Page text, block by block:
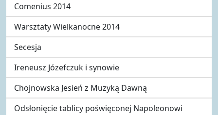
Comenius 2014
Warsztaty Wielkanocne 2014
Secesja
Ireneusz Józefczuk i synowie
Chojnowska Jesień z Muzyką Dawną
Odsłonięcie tablicy poświęconej Napoleonowi